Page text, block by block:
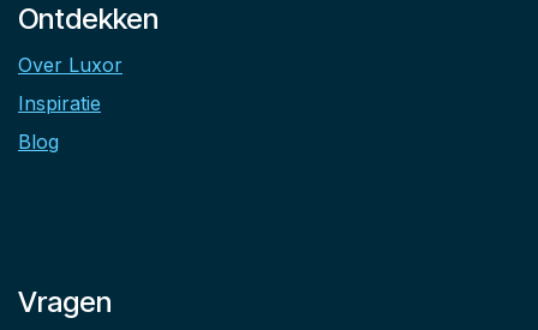
Ontdekken
Over Luxor
Inspiratie
Blog
Vragen